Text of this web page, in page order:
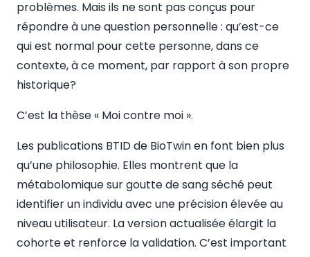
problèmes. Mais ils ne sont pas conçus pour
répondre à une question personnelle : qu’est-ce
qui est normal pour cette personne, dans ce
contexte, à ce moment, par rapport à son propre
historique?
C’est la thèse « Moi contre moi ».
Les publications BTID de BioTwin en font bien plus
qu’une philosophie. Elles montrent que la
métabolomique sur goutte de sang séché peut
identifier un individu avec une précision élevée au
niveau utilisateur. La version actualisée élargit la
cohorte et renforce la validation. C’est important